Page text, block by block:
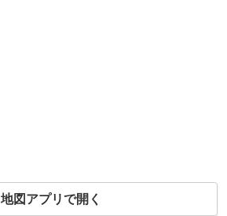
地図アプリで開く